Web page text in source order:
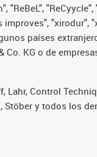
"xirodur",
países
KG o de
Control
Stöber y todos los